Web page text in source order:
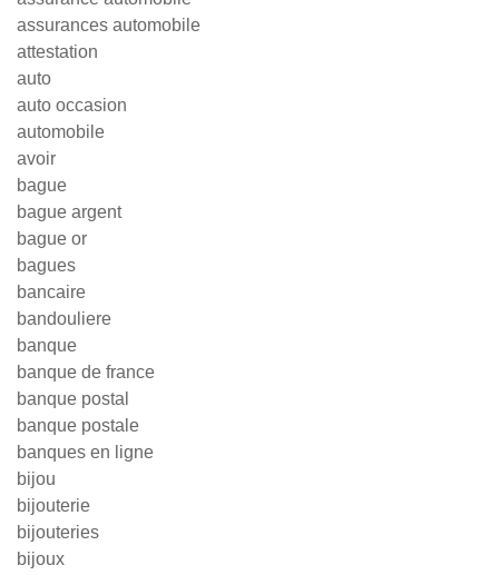
assurances automobile
attestation
auto
auto occasion
automobile
avoir
bague
bague argent
bague or
bagues
bancaire
bandouliere
banque
banque de france
banque postal
banque postale
banques en ligne
bijou
bijouterie
bijouteries
bijoux